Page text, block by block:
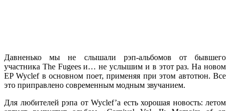
Давненько мы не слышали рэп-альбомов от бывшего
участника The Fugeesи… не услышим и в этот раз. На новом
EPWyclefв основном поет, применяя при этом автотюн. Все
это приправлено современным модным звучанием.
Для любителей рэпа от Wyclef’a есть хорошая новость: летом